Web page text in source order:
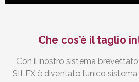
Che cos’è il taglio
Con il nostro sistema
SILEX è diventato l’unico